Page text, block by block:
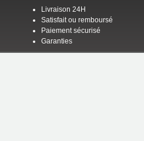
Livraison 24H
Satisfait ou remboursé
Paiement sécurisé
Garanties